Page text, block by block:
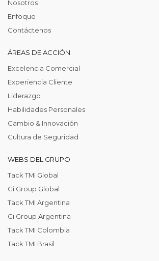
Nosotros
Enfoque
Contáctenos
ÁREAS DE ACCIÓN
Excelencia Comercial
Experiencia Cliente
Liderazgo
Habilidades Personales
Cambio & Innovación
Cultura de Seguridad
WEBS DEL GRUPO
Tack TMI Global
Gi Group Global
Tack TMI Argentina
Gi Group Argentina
Tack TMI Colombia
Tack TMI Brasil